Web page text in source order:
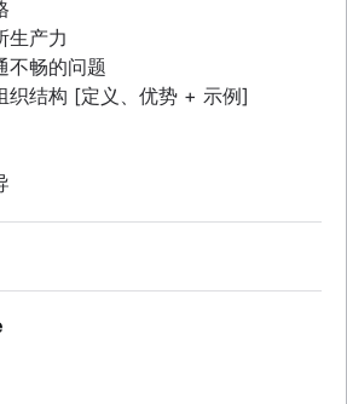
者分析图：定义、优势和示例
素
与项目海报
论
示例
分析
布
software
人
人
人
图
计划
管理
务优先级
梳理
析
分析
法
影响项目管理
合总时间表？
更快地完成正确的工作
生产力
不畅的问题
织结构 [定义、优势 + 示例]